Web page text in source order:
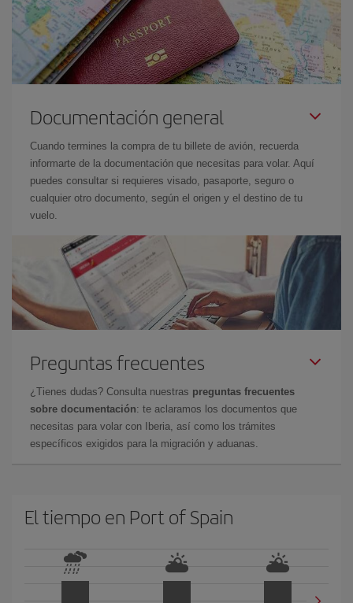
Documentación general
Cuando termines la compra de tu billete de avión, recuerda
informarte de la documentación que necesitas para volar. Aquí
puedes consultar si requieres visado, pasaporte, seguro o
cualquier otro documento, según el origen y el destino de tu
vuelo.
Preguntas frecuentes
¿Tienes dudas? Consulta nuestras preguntas frecuentes
sobre documentación: te aclaramos los documentos que
necesitas para volar con Iberia, así como los trámites
específicos exigidos para la migración y aduanas.
El tiempo en Port of Spain